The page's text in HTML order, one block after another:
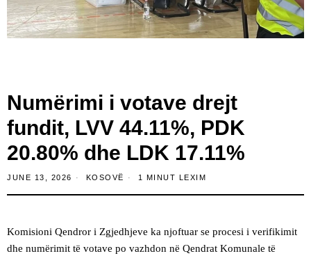
Numërimi i votave drejt
fundit, LVV 44.11%, PDK
20.80% dhe LDK 17.11%
JUNE 13, 2026 KOSOVË 1 MINUT LEXIM
Komisioni Qendror i Zgjedhjeve ka njoftuar se procesi i verifikimit
dhe numërimit të votave po vazhdon në Qendrat Komunale të